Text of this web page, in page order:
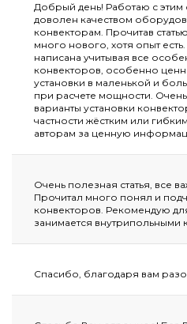
Добрый день! Работаю с этим
доволен качеством
конвекторам. Прочитав
много нового, хотя опыт
написана учитывая все
конвекторов, особенно
установки в маленькой и
при расчете мощности.
варианты установки
частности жёстким или
авторам за ценную
Очень полезная статья, все
Прочитал много понял и
конвекторов. Рекомендую
занимается внутрипольными
Спасибо, благодаря вам